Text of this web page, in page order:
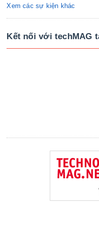
Xem các sự kiện khác
Kết nối với techMAG